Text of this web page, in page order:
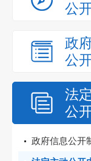
公
政
公
法
公
政府信息公开